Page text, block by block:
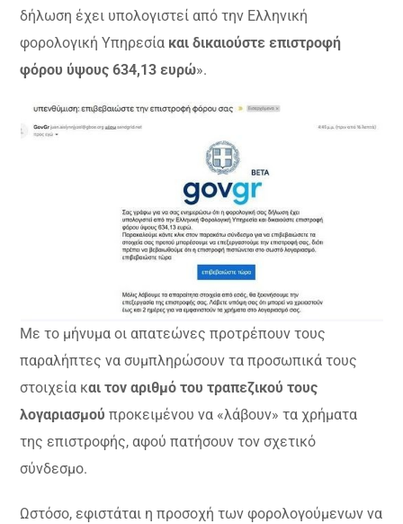
δήλωση έχει υπολογιστεί από την Ελληνική
φορολογική Υπηρεσία και δικαιούστε επιστροφή
φόρου ύψους 634,13 ευρώ».
Με το μήνυμα οι απατεώνες προτρέπουν τους
παραλήπτες να συμπληρώσουν τα προσωπικά τους
στοιχεία και τον αριθμό του τραπεζικού τους
λογαριασμού προκειμένου να «λάβουν» τα χρήματα
της επιστροφής, αφού πατήσουν τον σχετικό
σύνδεσμο.
Ωστόσο, εφιστάται η προσοχή των φορολογούμενων να